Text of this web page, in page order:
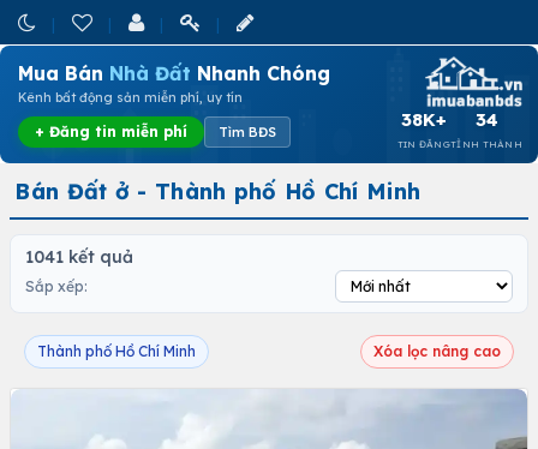
Mua Bán Nhà Đất Nhanh Chóng
Kênh bất động sản miễn phí, uy tín
+ Đăng tin miễn phí Tìm BĐS
38K+
TIN ĐĂNG
34
TỈNH THÀNH
Bán Đất ở - Thành phố Hồ Chí Minh
1041 kết quả
Sắp xếp:
Thành phố Hồ Chí Minh Xóa lọc nâng cao